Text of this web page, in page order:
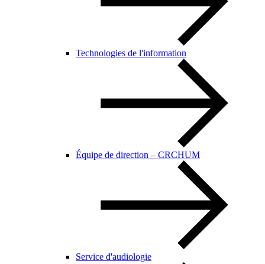
Technologies de l'information
Équipe de direction – CRCHUM
Service d'audiologie